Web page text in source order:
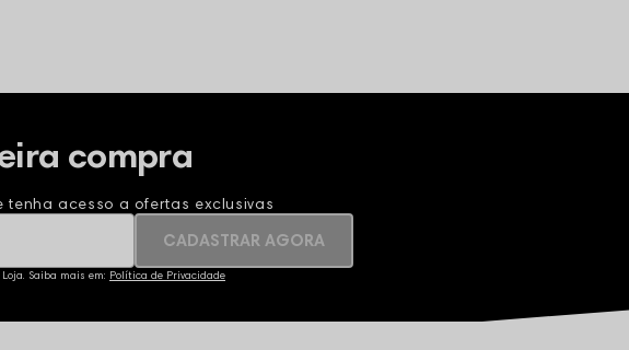
compra
tenha acesso a ofertas exclusivas
CADASTRAR AGORA
Saiba mais em: Política de Privacidade